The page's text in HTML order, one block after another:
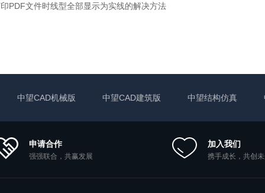
PDF文件时线型全部显示为实线的解决方法
中望CAD机械版 中望CAD建筑版 中望结构仿真
申请合作
强强联合，共赢发展
加入我们
携手成长，共创